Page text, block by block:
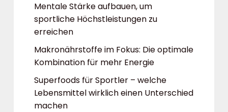
Mentale Stärke aufbauen, um
sportliche Höchstleistungen zu
erreichen
Makronährstoffe im Fokus: Die optimale
Kombination für mehr Energie
Superfoods für Sportler – welche
Lebensmittel wirklich einen Unterschied
machen